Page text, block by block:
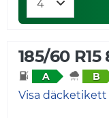
185/60 R15
A B
Visa däcketikett